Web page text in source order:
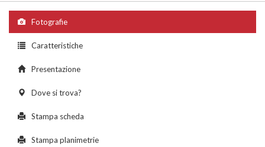
Fotografie
Caratteristiche
Presentazione
Dove si trova?
Stampa scheda
Stampa planimetrie